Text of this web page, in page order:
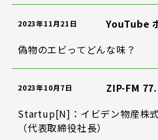
2023年11月21日
YouTube
偽物のエビってどんな味？
2023年10月7日
ZIP-FM
Startup[N]：イビデン物産株
（代表取締役社長）